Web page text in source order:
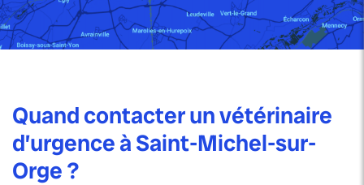
Quand contacter un vétérinaire
d’urgence à Saint-Michel-sur-
Orge ?